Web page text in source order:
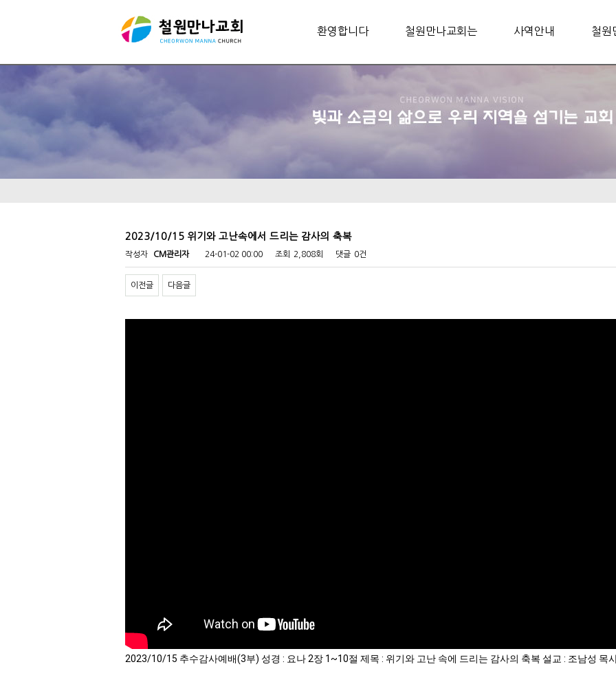
환영합니다 철원만나교회는 사역안내 철원
2023/10/15 위기와 고난속에서 드리는 감사의 축복
작성자 CM관리자 24-01-02 00:00 조회 2,808회 댓글 0건
이전글 다음글
2023/10/15 추수감사예배(3부) 성경 : 요나 2장 1~10절 제목 : 위기와 고난 속에 드리는 감사의 축복 설교 : 조남성 목